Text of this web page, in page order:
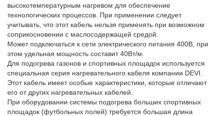
высокотемпературным нагревом для обеспечение
технологических процессов. При применении следует
учитывать, что этот кабель нельзя применять при возможном
соприкосновении с маслосодержащей средой.
Может подключаться к сети электрического питания 400В, при
этом удельная мощность составит 40Вт/м.
Для подогрева газонов и спортивных площадок используется
специальная серия нагревательного кабеля компании DEVI.
Этот кабель имеет особые характеристики, которые отличают
его от других нагревательных кабелей.
При оборудовании системы подогрева больших спортивных
площадок (футбольных полей) требуется большая длина